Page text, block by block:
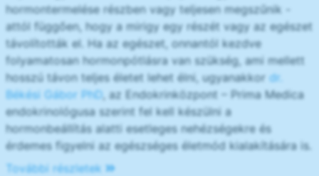
hormontermelése részben vagy teljesen megszűnik -
attól függően, hogy a mirigy egy részét vagy az egészet
távolították el. Ha az egészet, onnantól kezdve
folyamatosan hormonpótlásra van szükség, ami mellett
hosszú távon teljes életet lehet élni, ugyanakkor dr.
Békési Gábor PhD, az Endokrinközpont – Prima Medica
endokrinológusa szerint fel kell készülni a
hormonbeállítás alatti esetleges nehézségekre és
érdemes figyelni az egészséges életmód kialakítására is.
További részletek